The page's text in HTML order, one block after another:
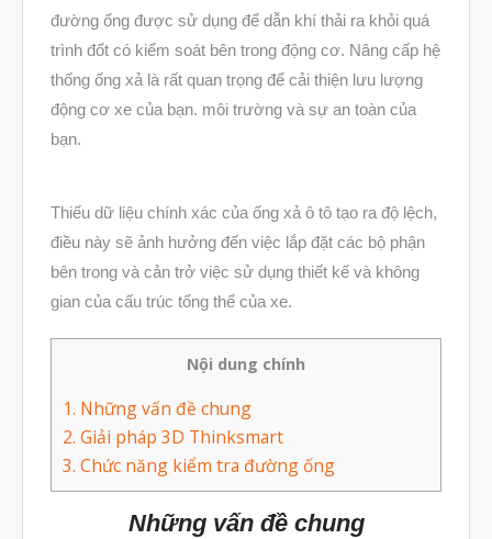
Máy In 3D Để Bàn Formlabs U.S.
Máy In 3D SLA Công Nghiệp
Máy in 3D EOS
Máy in 3D nhựa PEEK EXT 220
Bio Printer – In 3D Sinh Học Ứng
Dụng Lâm Sàng
Máy Quét 3D
3D_Altair
Dịch Vụ
Dịch Vụ In 3D
Dịch Vụ Quét 3D Cao Cấp & RE
đường ống được sử dụng để dẫn khí thải ra khỏi quá
trình đốt có kiểm soát bên trong động cơ. Nâng cấp hệ
thống ống xả là rất quan trọng để cải thiện lưu lượng
động cơ xe của bạn. môi trường và sự an toàn của
bạn.
Thiếu dữ liệu chính xác của ống xả ô tô tạo ra độ lệch,
điều này sẽ ảnh hưởng đến việc lắp đặt các bộ phận
bên trong và cản trở việc sử dụng thiết kế và không
gian của cấu trúc tổng thể của xe.
Nội dung chính
1. Những vấn đề chung
2. Giải pháp 3D Thinksmart
3. Chức năng kiểm tra đường ống
Những vấn đề chung